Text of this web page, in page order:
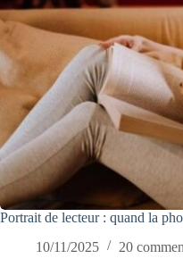
Portrait de lecteur : quand la
10/11/2025
20